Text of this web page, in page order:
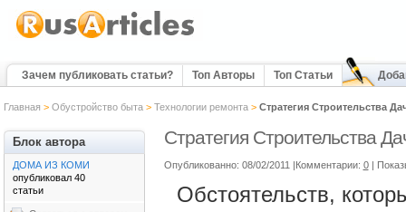
Зачем публиковать статьи? Топ Авторы Топ Статьи
Главная > Обустройство быта> Технологии ремонта> Стратегия Строительства
Стратегия Строительства
Опубликованно: 08/02/2011 |Комментарии: 0 |
Обстоятельств,
Блок автора
ДОМА ИЗ КОМИ
опубликовал 40
статьи